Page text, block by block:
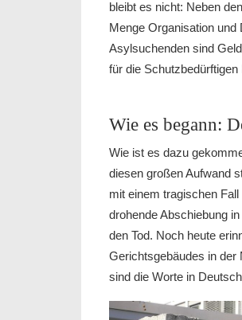
bleibt es nicht: Neben
Menge Organisation und
Asylsuchenden sind
für die
Wie es begann:
Wie ist es dazu
diesen großen Aufwand
mit einem tragischen
drohende Abschiebung
den Tod. Noch heute
Gerichtsgebäudes in der
sind die Worte in